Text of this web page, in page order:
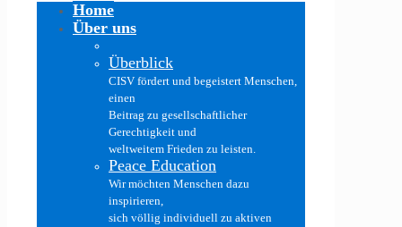
Home
Über uns
Überblick
CISV fördert und begeistert Menschen,
einen
Beitrag zu gesellschaftlicher
Gerechtigkeit und
weltweitem Frieden zu leisten.
Peace Education
Wir möchten Menschen dazu
inspirieren,
sich völlig individuell zu aktiven